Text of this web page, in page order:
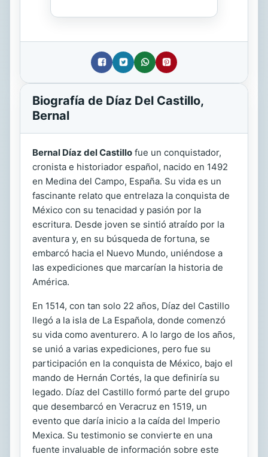
Biografía de Díaz Del Castillo,
Bernal
Bernal Díaz del Castillo fue un conquistador,
cronista e historiador español, nacido en 1492
en Medina del Campo, España. Su vida es un
fascinante relato que entrelaza la conquista de
México con su tenacidad y pasión por la
escritura. Desde joven se sintió atraído por la
aventura y, en su búsqueda de fortuna, se
embarcó hacia el Nuevo Mundo, uniéndose a
las expediciones que marcarían la historia de
América.
En 1514, con tan solo 22 años, Díaz del Castillo
llegó a la isla de La Española, donde comenzó
su vida como aventurero. A lo largo de los años,
se unió a varias expediciones, pero fue su
participación en la conquista de México, bajo el
mando de Hernán Cortés, la que definiría su
legado. Díaz del Castillo formó parte del grupo
que desembarcó en Veracruz en 1519, un
evento que daría inicio a la caída del Imperio
Mexica. Su testimonio se convierte en una
fuente invaluable de información sobre este